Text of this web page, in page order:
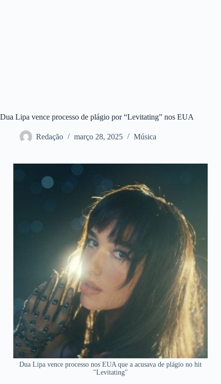
Dua Lipa vence processo de plágio por “Levitating” nos EUA
Redação março 28, 2025 Música
Dua Lipa vence processo nos EUA que a acusava de plágio no hit
"Levitating"